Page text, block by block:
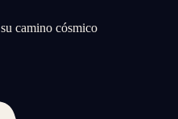
camino cósmico